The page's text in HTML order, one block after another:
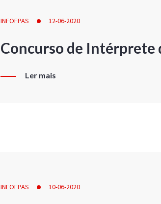
INFOFPAS 12-06-2020
Concurso de Intérprete
Ler mais
INFOFPAS 10-06-2020